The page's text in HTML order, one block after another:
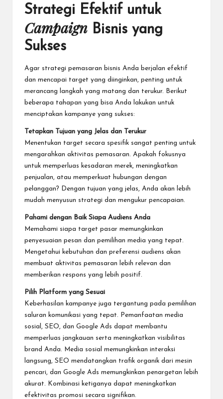
Strategi Efektif untuk
Campaign Bisnis yang
Sukses
Agar strategi pemasaran bisnis Anda berjalan efektif
dan mencapai target yang diinginkan, penting untuk
merancang langkah yang matang dan terukur. Berikut
beberapa tahapan yang bisa Anda lakukan untuk
menciptakan kampanye yang sukses:
Tetapkan Tujuan yang Jelas dan Terukur
Menentukan target secara spesifik sangat penting untuk
mengarahkan aktivitas pemasaran. Apakah fokusnya
untuk memperluas kesadaran merek, meningkatkan
penjualan, atau memperkuat hubungan dengan
pelanggan? Dengan tujuan yang jelas, Anda akan lebih
mudah menyusun strategi dan mengukur pencapaian.
Pahami dengan Baik Siapa Audiens Anda
Memahami siapa target pasar memungkinkan
penyesuaian pesan dan pemilihan media yang tepat.
Mengetahui kebutuhan dan preferensi audiens akan
membuat aktivitas pemasaran lebih relevan dan
memberikan respons yang lebih positif.
Pilih Platform yang Sesuai
Keberhasilan kampanye juga tergantung pada pemilihan
saluran komunikasi yang tepat. Pemanfaatan media
sosial, SEO, dan Google Ads dapat membantu
memperluas jangkauan serta meningkatkan visibilitas
brand Anda. Media sosial memungkinkan interaksi
langsung, SEO mendatangkan trafik organik dari mesin
pencari, dan Google Ads memungkinkan penargetan lebih
akurat. Kombinasi ketiganya dapat meningkatkan
efektivitas promosi secara signifikan.